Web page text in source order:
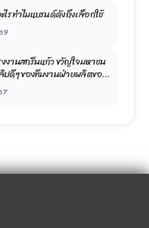
ร ทำไมแบรนด์ดังถึงเลือกใช้
งงานสกรีนแก้ว ขวัญใจมหาชน
ดีๆ ของทีมงานฝ่ายผลิตของ